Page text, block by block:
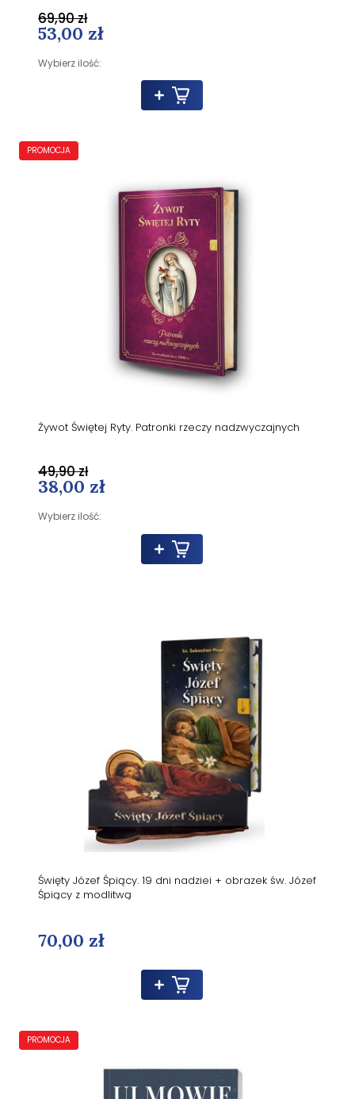
53,00 zł
Wybierz ilość:
69,90 zł
Żywot Świętej Ryty. Patronki rzeczy nadzwyczajnych
38,00 zł
Wybierz ilość:
49,90 zł
PROMOCJA
Święty Józef Śpiący. 19 dni nadziei + obrazek św. Józef
Śpiący z modlitwą
70,00 zł
PROMOCJA